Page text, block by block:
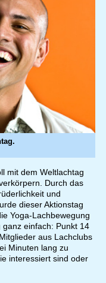
mit dem Weltlachtag
Durch das
und
dieser Aktionstag
Yoga-Lachbewegung
einfach: Punkt 14
aus Lachclubs
Minuten lang zu
interessiert sind oder